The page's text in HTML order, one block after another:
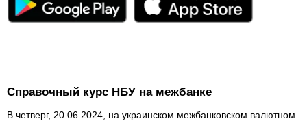
Справочный курс НБУ на межбанке
В четверг, 20.06.2024, на украинском межбанковском валютном